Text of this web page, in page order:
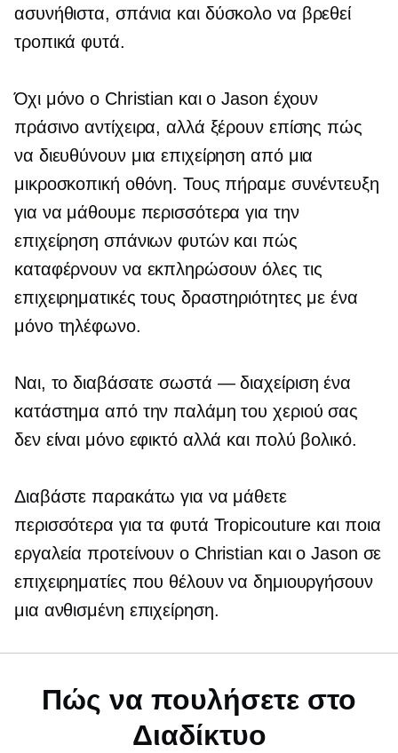
ασυνήθιστα, σπάνια και δύσκολο να βρεθεί
τροπικά φυτά.
Όχι μόνο ο Christian και ο Jason έχουν
πράσινο αντίχειρα, αλλά ξέρουν επίσης πώς
να διευθύνουν μια επιχείρηση από μια
μικροσκοπική οθόνη. Τους πήραμε συνέντευξη
για να μάθουμε περισσότερα για την
επιχείρηση σπάνιων φυτών και πώς
καταφέρνουν να εκπληρώσουν όλες τις
επιχειρηματικές τους δραστηριότητες με ένα
μόνο τηλέφωνο.
Ναι, το διαβάσατεσωστά — διαχείριση ένα
κατάστημα από την παλάμη του χεριού σας
δεν είναι μόνο εφικτό αλλά και πολύ βολικό.
Διαβάστε παρακάτω για να μάθετε
περισσότερα για τα φυτά Tropicouture και ποια
εργαλεία προτείνουν ο Christian και ο Jason σε
επιχειρηματίες που θέλουν να δημιουργήσουν
μια ανθισμένη επιχείρηση.
Πώς να πουλήσετε στο
Διαδίκτυο